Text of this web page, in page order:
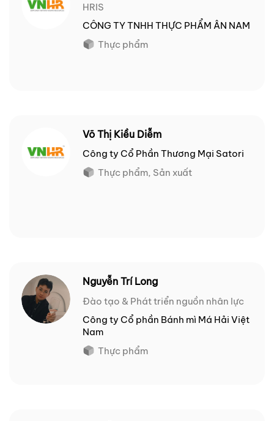
HRIS
CÔNG TY TNHH THỰC PHẨM ÂN NAM
Thực phẩm
Võ Thị Kiều Diễm
Công ty Cổ Phần Thương Mại Satori
Thực phẩm, Sản xuất
Nguyễn Trí Long
Đào tạo & Phát triển nguồn nhân lực
Công ty Cổ phần Bánh mì Má Hải Việt
Nam
Thực phẩm